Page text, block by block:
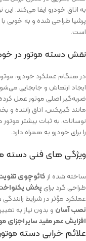
به اتاق خودرو ایفا می‌کند.
پرشیا طراحی شده و به خوبی
است.
نقش دسته‌ موتور در
در هنگام عملکرد خودرو،
ایجاد ارتعاش و جابجایی
ضربه‌گیر اصلی موتور عمل
مانند گیربکس، اتاق
نوسانات، به ثبات بیشتر
را برای خودرو به همراه دارد.
ویژگی‌ های فنی دسته
ساخته شده از کائوچوی
طراحی گرد برای پخش
عملکرد مؤثر در شرایط
نصب آسان و بدون نیاز به
افزایش عمر مفید سایر اجزای
علائم خرابی دسته‌ موتور